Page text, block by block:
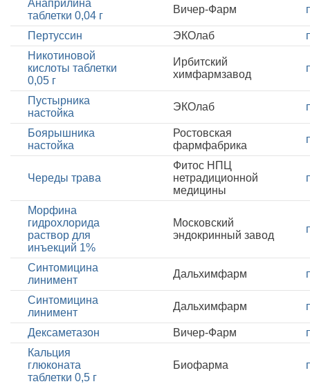
Анаприлина
таблетки 0,04 г
Вичер-Фарм
Пертуссин ЭКОлаб
Никотиновой
кислоты таблетки
0,05 г
Ирбитский
химфармзавод
Пустырника
настойка
ЭКОлаб
Боярышника
настойка
Ростовская
фармфабрика
Череды трава
Фитос НПЦ
нетрадиционной
медицины
Морфина
гидрохлорида
раствор для
инъекций 1%
Московский
эндокринный завод
Синтомицина
линимент
Дальхимфарм
Синтомицина
линимент
Дальхимфарм
Дексаметазон Вичер-Фарм
Кальция
глюконата
таблетки 0,5 г
Биофарма